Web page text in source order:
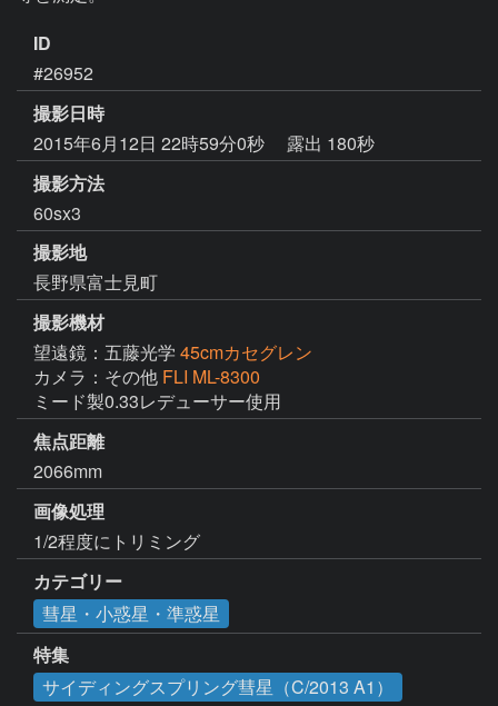
ID
#26952
撮影日時
2015年6月12日 22時59分0秒
露出 180秒
撮影方法
60sx3
撮影地
長野県富士見町
撮影機材
望遠鏡：五藤光学 45cmカセグレン
カメラ：その他 FLI ML-8300
ミード製0.33レデューサー使用
焦点距離
2066mm
画像処理
1/2程度にトリミング
カテゴリー
彗星・小惑星・準惑星
特集
サイディングスプリング彗星（C/2013 A1）